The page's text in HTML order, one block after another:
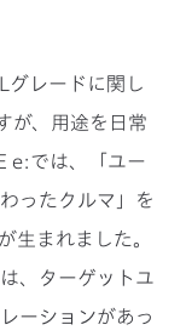
グレードに関し
が、用途を日常
e:では、「ユー
ったクルマ」を
生まれました。
、ターゲットユ
ーションがあっ